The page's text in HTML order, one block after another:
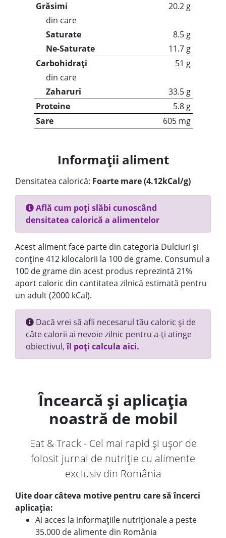
Grăsimi
20.2 g
din care
Saturate
8.5 g
Ne-Saturate
11.7 g
Carbohidrați
51 g
din care
Zaharuri
33.5 g
Proteine
5.8 g
Sare
605 mg
Informații aliment
Densitatea calorică: Foarte mare (4.12kCal/g)
Află cum poți slăbi cunoscând
densitatea calorică a alimentelor
Acest aliment face parte din categoria Dulciuri și
conține 412 kilocalorii la 100 de grame. Consumul a
100 de grame din acest produs reprezintă 21%
aport caloric din cantitatea zilnică estimată pentru
un adult (2000 kCal).
Dacă vrei să afli necesarul tău caloric și de
câte calorii ai nevoie zilnic pentru a-ți atinge
obiectivul,îl poți calcula aici.
Încearcă și aplicația
noastră de mobil
Eat & Track - Cel mai rapid și ușor de
folosit jurnal de nutriție cu alimente
exclusiv din România
Uite doar câteva motive pentru care să încerci
aplicația:
Ai acces la informațiile nutriționale a peste
35.000 de alimente din România